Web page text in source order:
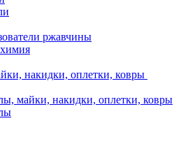
ржавчины
накидки, оплетки, ковры
майки, накидки, оплетки, ковры